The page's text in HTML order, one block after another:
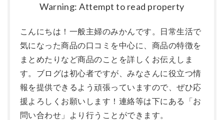
Warning: Attempt to read property
こんにちは！一般主婦のみかんです。日常生活で
気になった商品の口コミを中心に、商品の特徴を
まとめたりなど商品のことを詳しくお伝えしま
す。ブログは初心者ですが、みなさんに役立つ情
報を提供できるよう頑張っていますので、ぜひ応
援よろしくお願いします！連絡等は下にある「お
問い合わせ」より行うことができます。